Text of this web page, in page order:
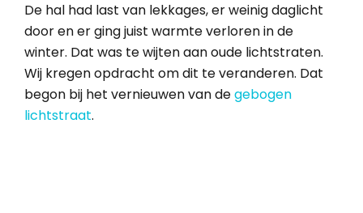
De hal had last van lekkages, er weinig daglicht
door en er ging juist warmte verloren in de
winter. Dat was te wijten aan oude lichtstraten.
Wij kregen opdracht om dit te veranderen. Dat
begon bij het vernieuwen van degebogen
lichtstraat.